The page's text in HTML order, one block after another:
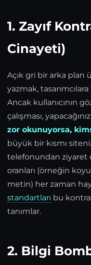
1. Zayıf
Cinayeti)
Açık gri bir arka plan
yazmak,
Ancak kullanıcının
çalışması,
zor okunuyorsa,
büyük bir kısmı
telefonundan ziyaret
oranları (örneğin
metin) her zaman
standartları bu
tanımlar.
2. Bilgi